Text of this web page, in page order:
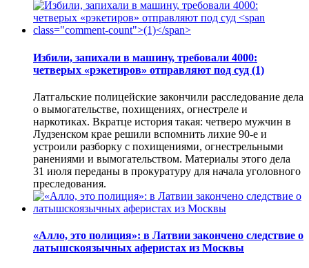
Избили, запихали в машину, требовали 4000:
четверых «рэкетиров» отправляют под суд (1)
Латгальские полицейские закончили расследование дела
о вымогательстве, похищениях, огнестреле и
наркотиках. Вкратце история такая: четверо мужчин в
Лудзенском крае решили вспомнить лихие 90-е и
устроили разборку с похищениями, огнестрельными
ранениями и вымогательством. Материалы этого дела
31 июля переданы в прокуратуру для начала уголовного
преследования.
«Алло, это полиция»: в Латвии закончено следствие о
латышскоязычных аферистах из Москвы